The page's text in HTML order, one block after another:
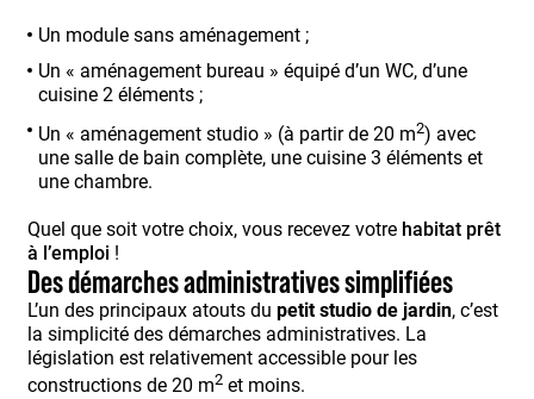
Un module sans aménagement ;
Un « aménagement bureau » équipé d’un WC, d’une
cuisine 2 éléments ;
Un « aménagement studio » (à partir de 20 m2) avec
une salle de bain complète, une cuisine 3 éléments et
une chambre.
Quel que soit votre choix, vous recevez votre habitat prêt
à l’emploi !
Des démarches administratives simplifiées
L’un des principaux atouts du petit studio de jardin, c’est
la simplicité des démarches administratives. La
législation est relativement accessible pour les
constructions de 20 m2 et moins.